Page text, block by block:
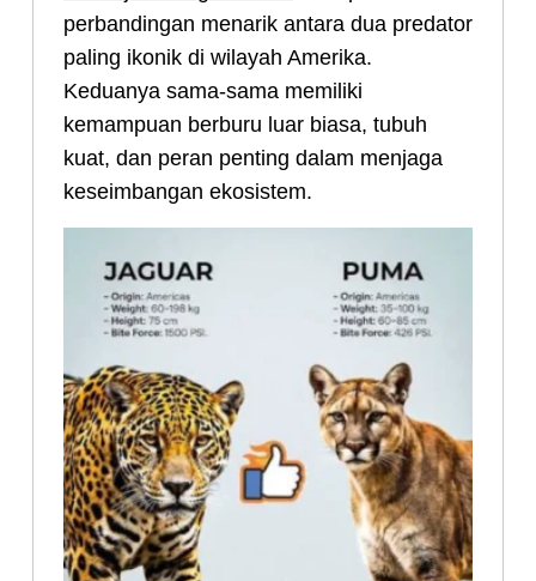
perbandingan menarik antara dua predator
paling ikonik di wilayah Amerika.
Keduanya sama-sama memiliki
kemampuan berburu luar biasa, tubuh
kuat, dan peran penting dalam menjaga
keseimbangan ekosistem.